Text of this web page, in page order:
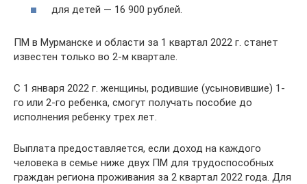
для детей — 16 900 рублей.
ПМ в Мурманске и области за 1 квартал 2022 г. станет
известен только во 2-м квартале.
С 1 января 2022 г. женщины, родившие (усыновившие) 1-
го или 2-го ребенка, смогут получать пособие до
исполнения ребенку трех лет.
Выплата предоставляется, если доход на каждого
человека в семье ниже двух ПМ для трудоспособных
граждан региона проживания за 2 квартал 2022 года. Для